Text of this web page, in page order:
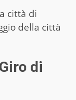
città di
della città
di